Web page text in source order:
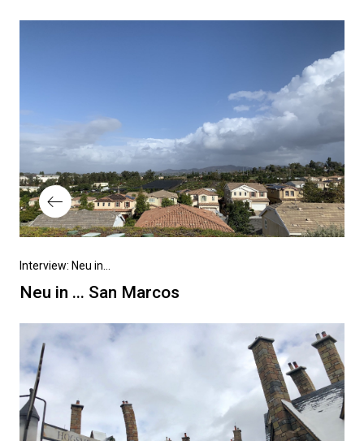
Beitragsnavigation
Vorheriger
Beitrag
Interview: Neu in...
Neu in ... San Marcos